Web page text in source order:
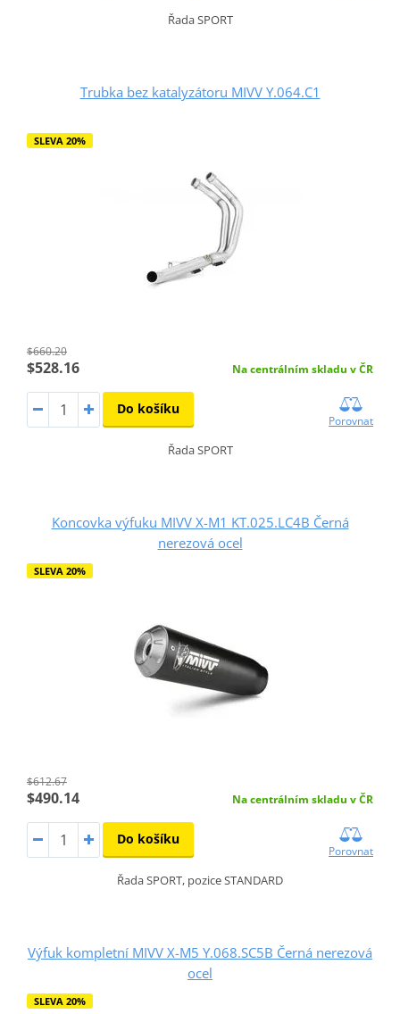
Řada SPORT
Trubka bez katalyzátoru MIVV Y.064.C1
SLEVA 20%
$660.20
$528.16 Na centrálním skladu v ČR
Do košíku
Porovnat
Řada SPORT
Koncovka výfuku MIVV X-M1 KT.025.LC4B Černá
nerezová ocel
SLEVA 20%
$612.67
$490.14 Na centrálním skladu v ČR
Do košíku
Porovnat
Řada SPORT, pozice STANDARD
Výfuk kompletní MIVV X-M5 Y.068.SC5B Černá nerezová
ocel
SLEVA 20%